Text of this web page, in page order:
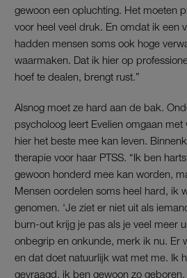
gewoon een opluchting. Het moeten
voor heel veel druk. En omdat ik een
hadden mensen soms ook hoge
waarmaken. Dat ik hier op
hoef te dealen, brengt rust.”
Alsnog moet ze hard aan de bak.
psycholoog leert Evelien omgaan
hier het beste mee kan leven.
therapie voor haar PTSS. “Ik ben
gewoon honderd mee kan worden,
Mensen oordelen soms heel hard, ik
genomen. ‘Je ziet er niet uit als
burn-out krijg je pas als je veel meer
onbegrip en onkunde, merk ik nu. Er
en dat doet natuurlijk wat met me. Ik
gevraagd, ik ben gewoon zo